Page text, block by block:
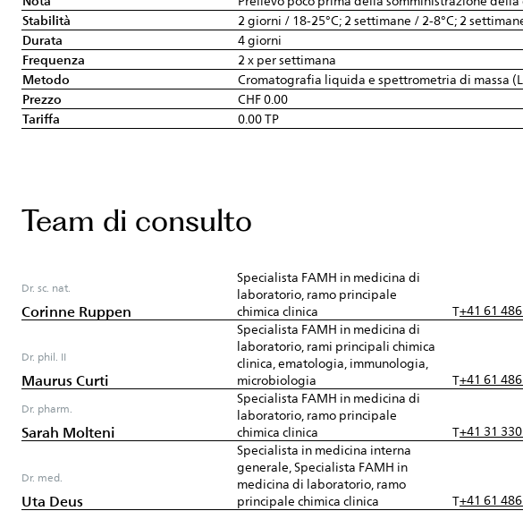
Stabilità
2 giorni / 18-25°C; 2 settimane / 2-8°C; 2
Durata
4 giorni
Frequenza
2 x per settimana
Metodo
Cromatografia liquida e spettrometria di massa
Prezzo
CHF 0.00
Tariffa
0.00 TP
Team di consulto
Dr. sc. nat.
Corinne Ruppen
Specialista FAMH in medicina di
laboratorio, ramo principale
chimica clinica
T+41 61
Dr. phil. II
Maurus Curti
Specialista FAMH in medicina di
laboratorio, rami principali chimica
clinica, ematologia, immunologia,
microbiologia
T+41 61
Dr. pharm.
Sarah Molteni
Specialista FAMH in medicina di
laboratorio, ramo principale
chimica clinica
T+41 31
Dr. med.
Uta Deus
Specialista in medicina interna
generale, Specialista FAMH in
medicina di laboratorio, ramo
principale chimica clinica
T+41 61